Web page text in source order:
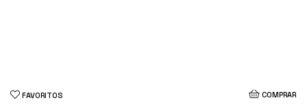
FAVORITOS COMPRAR